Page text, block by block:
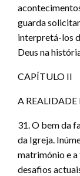
guarda
interpretá-los
Deus na
CAPÍTULO II
A REALIDADE
31. O bem da
da Igreja.
matrimónio e a
desafios